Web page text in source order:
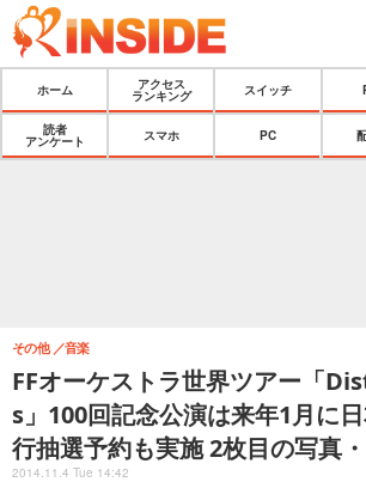
ホーム
アクセス
ランキング
スイッチ
読者
アンケート
スマホ PC
FFオーケストラ世界ツアー「
s」100回記念公演は来年1月に
行抽選予約も実施 2枚目の写真
その他 音楽
2014.11.4 Tue 14:42